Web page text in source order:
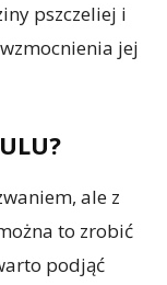
pszczeliej i
jej
ale z
to zrobić
podjąć